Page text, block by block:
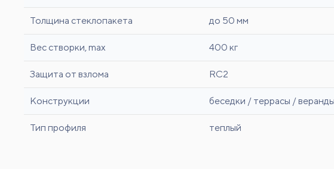
Толщина стеклопакета до 50 мм
Вес створки, max 400 кг
Защита от взлома RC2
Конструкции беседки / террасы /
Тип профиля теплый